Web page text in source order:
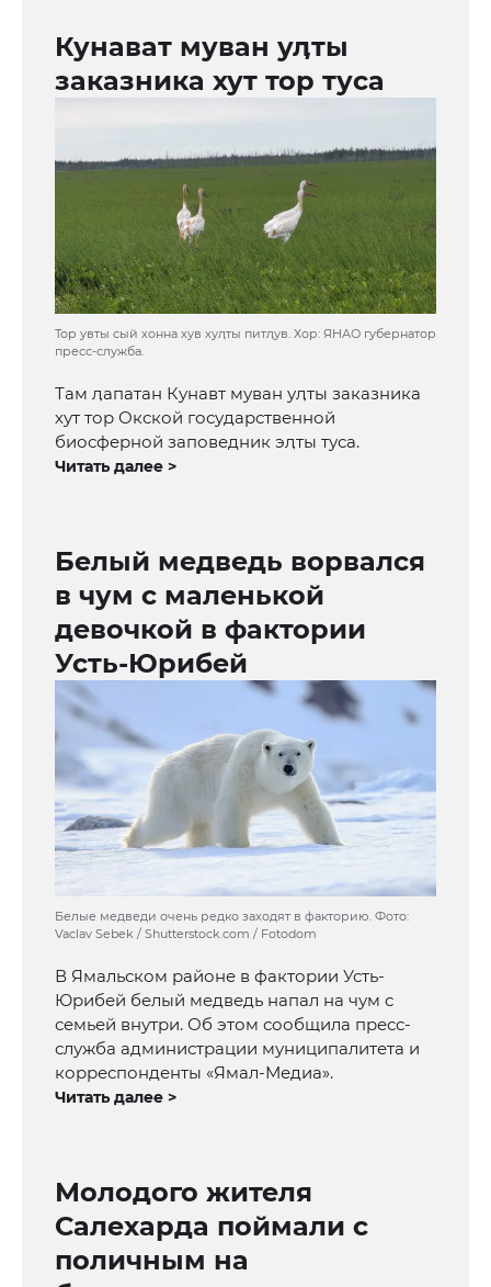
Кунават муван уӆты
заказника хут тор туса
Тор увты сый хонна хув хуӆты питӆув. Хор: ЯНАО губернатор
пресс-служба.
Там ӆапатан Кунавт муван уӆты заказника
хут тор Окской государственной
биосферной заповедник эӆты туса.
Читать далее >
Белый медведь ворвался
в чум с маленькой
девочкой в фактории
Усть-Юрибей
Белые медведи очень редко заходят в факторию. Фото:
Vaclav Sebek / Shutterstock.com / Fotodom
В Ямальском районе в фактории Усть-
Юрибей белый медведь напал на чум с
семьей внутри. Об этом сообщила пресс-
служба администрации муниципалитета и
корреспонденты «Ямал-Медиа».
Читать далее >
Молодого жителя
Салехарда поймали с
поличным на